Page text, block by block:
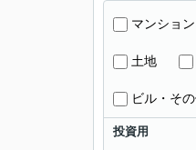
マンション
土地
ビル・そ
投資用